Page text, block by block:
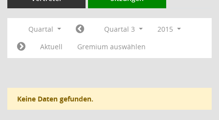
Quartal Quartal 3
2015
Aktuell
Gremium auswählen
Keine Daten gefunden.